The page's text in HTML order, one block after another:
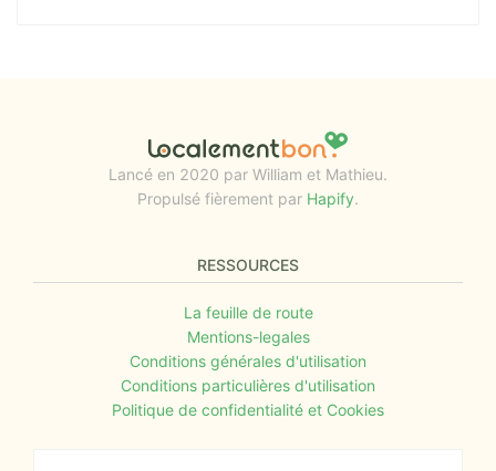
Lancé en 2020 par William et Mathieu.
Propulsé fièrement par Hapify.
RESSOURCES
La feuille de route
Mentions-legales
Conditions générales d'utilisation
Conditions particulières d'utilisation
Politique de confidentialité et Cookies